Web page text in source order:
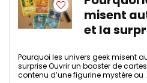
misent
et la
Pourquoi les univers geek misent
surprise Ouvrir un booster de
contenu d’une figurine mystère ou